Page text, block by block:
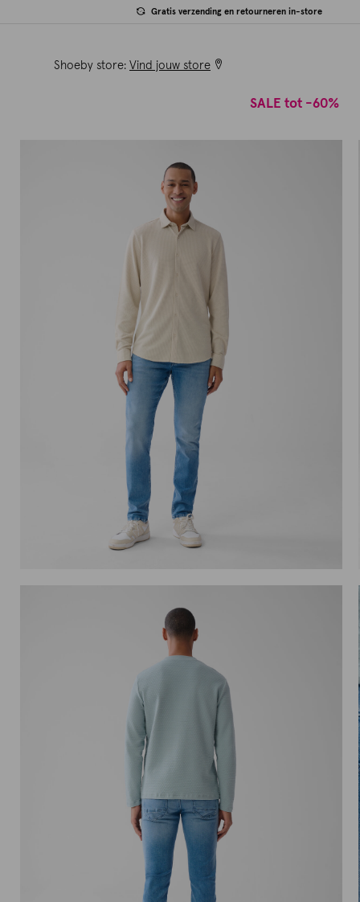
Gratis verzending en retourneren in-store
Shoeby store: Vind jouw store
SALE tot -60%